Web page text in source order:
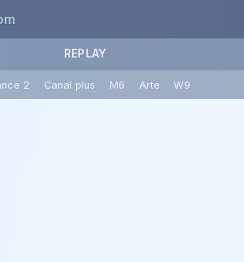
REPLAY
2 Canal plus M6 Arte W9